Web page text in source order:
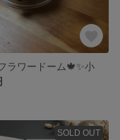
ラワードーム🍁✨小
SOLD OUT